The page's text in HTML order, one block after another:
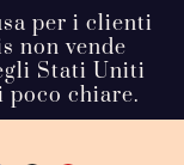
per i clienti
non vende
Stati Uniti
poco chiare.